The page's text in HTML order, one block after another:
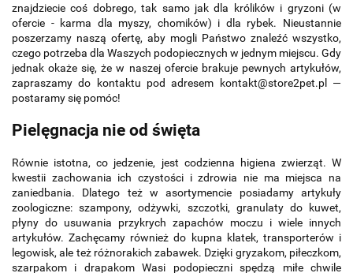
znajdziecie coś dobrego, tak samo jak dla królików i gryzoni (w
ofercie - karma dla myszy, chomików) i dla rybek. Nieustannie
poszerzamy naszą ofertę, aby mogli Państwo znaleźć wszystko,
czego potrzeba dla Waszych podopiecznych w jednym miejscu. Gdy
jednak okaże się, że w naszej ofercie brakuje pewnych artykułów,
zapraszamy do kontaktu pod adresem kontakt@store2pet.pl —
postaramy się pomóc!
Pielęgnacja nie od święta
Równie istotna, co jedzenie, jest codzienna higiena zwierząt. W
kwestii zachowania ich czystości i zdrowia nie ma miejsca na
zaniedbania. Dlatego też w asortymencie posiadamy artykuły
zoologiczne: szampony, odżywki, szczotki, granulaty do kuwet,
płyny do usuwania przykrych zapachów moczu i wiele innych
artykułów. Zachęcamy również do kupna klatek, transporterów i
legowisk, ale też różnorakich zabawek. Dzięki gryzakom, piłeczkom,
szarpakom i drapakom Wasi podopieczni spędzą miłe chwile